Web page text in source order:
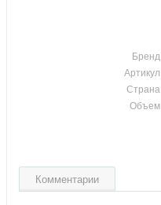
Бренд
Артикул
Страна
Объем
Комментарии